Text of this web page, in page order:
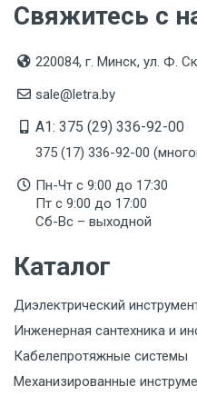
Свяжитесь с
220084, г. Минск, ул. Ф.
sale@letra.by
A1: 375 (29) 336-92-00
375 (17) 336-92-00
Пн-Чт с 9:00 до 17:30
Пт с 9:00 до 17:00
Сб-Вс – выходной
Каталог
Диэлектрический
Инженерная сантехника и
Кабелепротяжные системы
Механизированные